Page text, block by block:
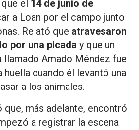
el 14 de junio de
a Loan por el campo junto
Relató que atravesaron
por una picada y que un
llamado Amado Méndez fue
huella cuando él levantó una
a los animales.
más adelante, encontró
a registrar la escena